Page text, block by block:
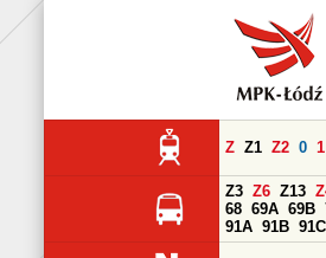
Z Z1 Z2 0 1
Z3 Z6 Z13
68 69A 69B
91A 91B 91C